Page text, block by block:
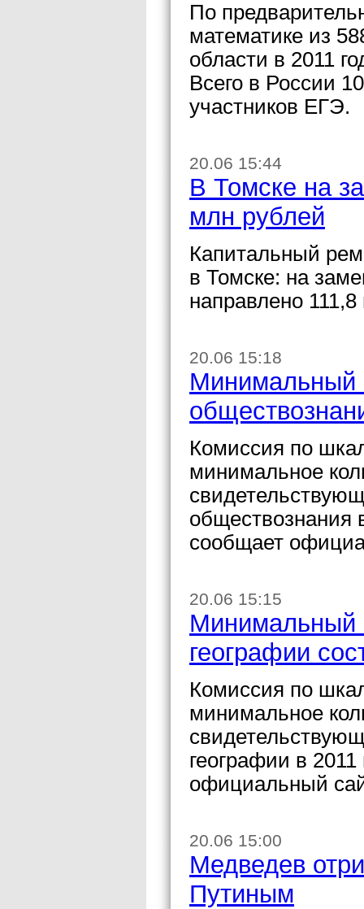
По
математике из
области в 2011
Всего в России
участников ЕГЭ.
20.06 15:44
В Томске на
млн рублей
Капитальный
в Томске: на
направлено
20.06 15:18
Минимальный
Комиссия по
минимальное
обществознания
сообщает
20.06 15:15
Минимальный
географии
Комиссия по
минимальное
географии в
официальный
20.06 15:00
Медведев
Путиным